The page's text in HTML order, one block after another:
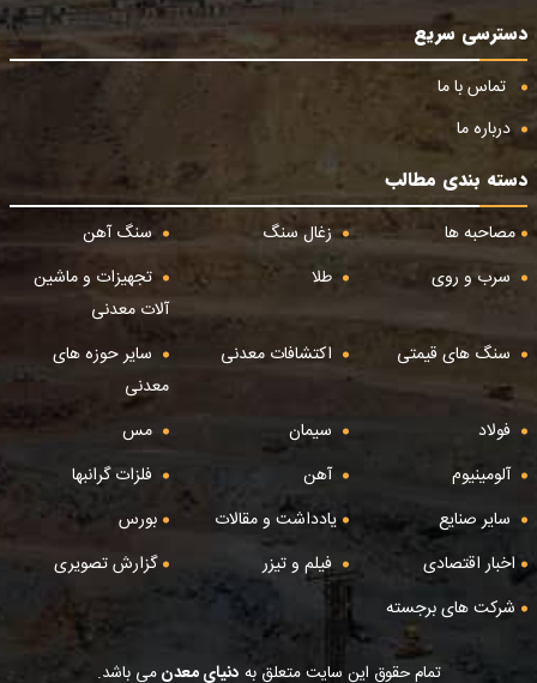
دسترسی سریع
تماس با ما
درباره ما
دسته بندی مطالب
مصاحبه ها
زغال سنگ
سنگ آهن
سرب و روی
طلا
تجهیزات و ماشین
آلات معدنی
سنگ های قیمتی
اکتشافات معدنی
سایر حوزه های
معدنی
فولاد
سیمان
مس
آلومینیوم
آهن
فلزات گرانبها
سایر صنایع
یادداشت و مقالات
بورس
اخبار اقتصادی
فیلم و تیزر
گزارش تصویری
شرکت های برجسته
تمام حقوق این سایت متعلق به دنیای معدنمی باشد.